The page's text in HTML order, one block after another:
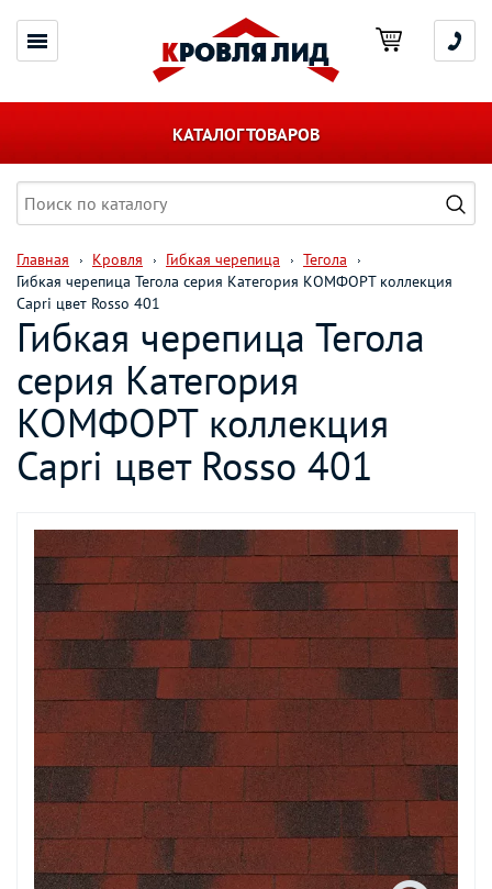
КАТАЛОГ ТОВАРОВ
Главная Кровля Гибкая черепица
Тегола
Гибкая черепица Тегола серия Категория КОМФОРТ коллекция
Capri цвет Rosso 401
Гибкая черепица Тегола
серия Категория
КОМФОРТ коллекция
Capri цвет Rosso 401